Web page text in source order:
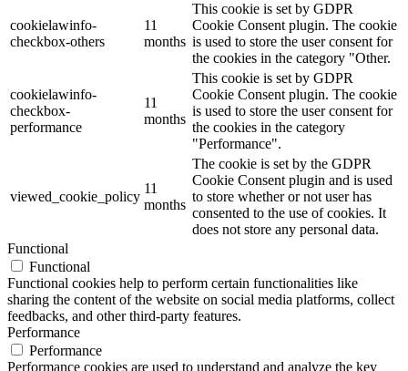
cookielawinfo-
checkbox-others
11
months
This cookie is set by GDPR
Cookie Consent plugin. The cookie
is used to store the user consent for
the cookies in the category "Other.
cookielawinfo-
checkbox-
performance
11
months
This cookie is set by GDPR
Cookie Consent plugin. The cookie
is used to store the user consent for
the cookies in the category
"Performance".
viewed_cookie_policy
11
months
The cookie is set by the GDPR
Cookie Consent plugin and is used
to store whether or not user has
consented to the use of cookies. It
does not store any personal data.
Functional
Functional
Functional cookies help to perform certain functionalities like
sharing the content of the website on social media platforms, collect
feedbacks, and other third-party features.
Performance
Performance
Performance cookies are used to understand and analyze the key